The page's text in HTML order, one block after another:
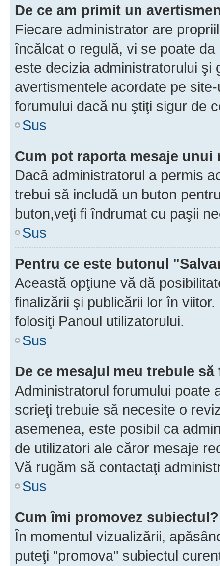
De ce am primit un
Fiecare administrator are
încălcat o regulă, vi se poate
este decizia administratorului şi
avertismentele acordate pe
forumului dacă nu ştiţi sigur de
Sus
Cum pot raporta mesaje unui
Dacă administratorul a permis
trebui să includă un buton
buton,veţi fi îndrumat cu paşii
Sus
Pentru ce este butonul
Această opţiune vă dă
finalizării şi publicării lor în
folosiţi Panoul utilizatorului.
Sus
De ce mesajul meu trebuie
Administratorul forumului poate
scrieţi trebuie să necesite o
asemenea, este posibil ca
de utilizatori ale căror mesaje
Vă rugăm să contactaţi
Sus
Cum îmi promovez subiectul?
În momentul vizualizării,
puteţi "promova" subiectul